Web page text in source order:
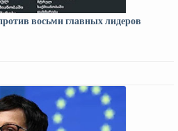
восьми главных лидеров